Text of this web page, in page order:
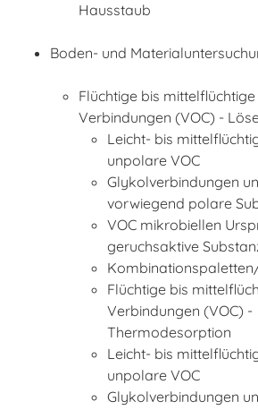
Hausstaub
Boden- und
Flüchtige bis
Verbindungen (VOC) -
Leicht- bis
unpolare VOC
Glykolverbindungen
vorwiegend polare
VOC mikrobiellen
geruchsaktive
Flüchtige bis
Verbindungen (VOC) -
Thermodesorption
Leicht- bis
unpolare VOC
Glykolverbindungen